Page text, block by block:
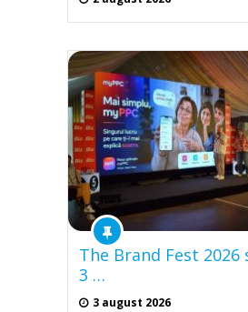
The Brand Fest 2026
3 …
3 august 2026